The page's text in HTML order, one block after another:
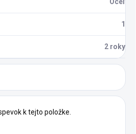
Oceľ
1
2 roky
k tejto položke.